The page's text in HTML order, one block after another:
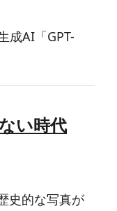
成AI「GPT-
い時代
史的な写真が